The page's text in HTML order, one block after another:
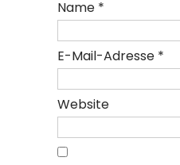
Name *
E-Mail-Adresse *
Website